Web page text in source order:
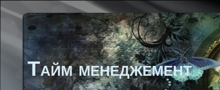
Тайм менеджемент